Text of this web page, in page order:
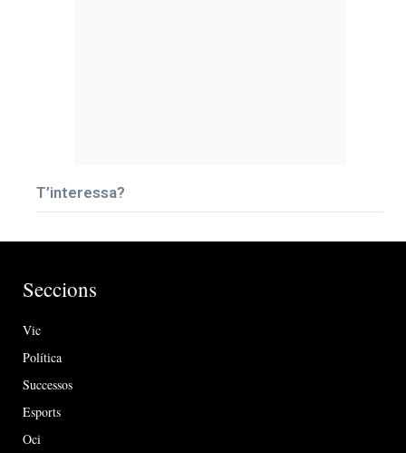
T’interessa?
Seccions
Vic
Política
Successos
Esports
Oci